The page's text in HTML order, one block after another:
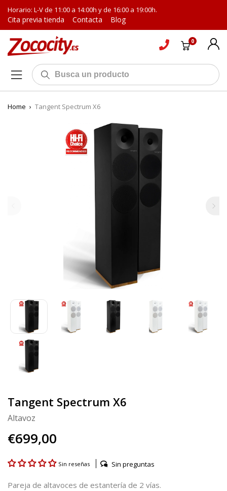
Horario: L-V de 11:00 a 14:00h y de 16:00 a 19:00h.
Cita previa tienda Contacta Blog
0
Home › Tangent Spectrum X6
Tangent Spectrum X6
Altavoz
€699,00
Sin reseñas Sin preguntas
Pareja de altavoces de estantería de 2 vías.